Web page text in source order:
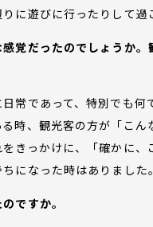
に遊びに行ったりして過
覚だったのでしょうか
常であって、特別でも何
時、観光客の方が「こん
きっかけに、「確かに、
になった時はありました。
ですか。